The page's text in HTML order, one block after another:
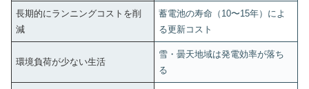
長期的にランニングコストを削
減
蓄電池の寿命（10〜15年）によ
る更新コスト
環境負荷が少ない生活
雪・曇天地域は発電効率が落ち
る